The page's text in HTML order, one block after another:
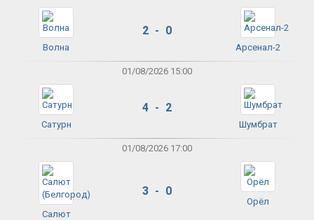
Волна
2 - 0
Арсенал-2
01/08/2026 15:00
Сатурн
4 - 2
Шумбрат
01/08/2026 17:00
Салют
3 - 0
Орёл